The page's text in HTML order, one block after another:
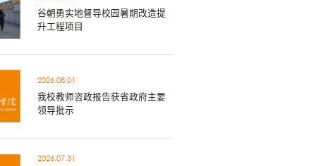
谷朝勇实地督导校园暑期改造提
升工程项目
2026.08.01
我校教师咨政报告获省政府主要
领导批示
2026.07.31